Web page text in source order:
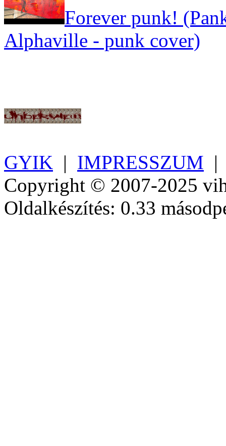
Forever punk!
Alphaville - punk cover)
GYIK | IMPRESSZUM
Copyright © 2007-2025
Oldalkészítés: 0.33